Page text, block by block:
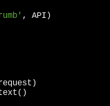
, API)